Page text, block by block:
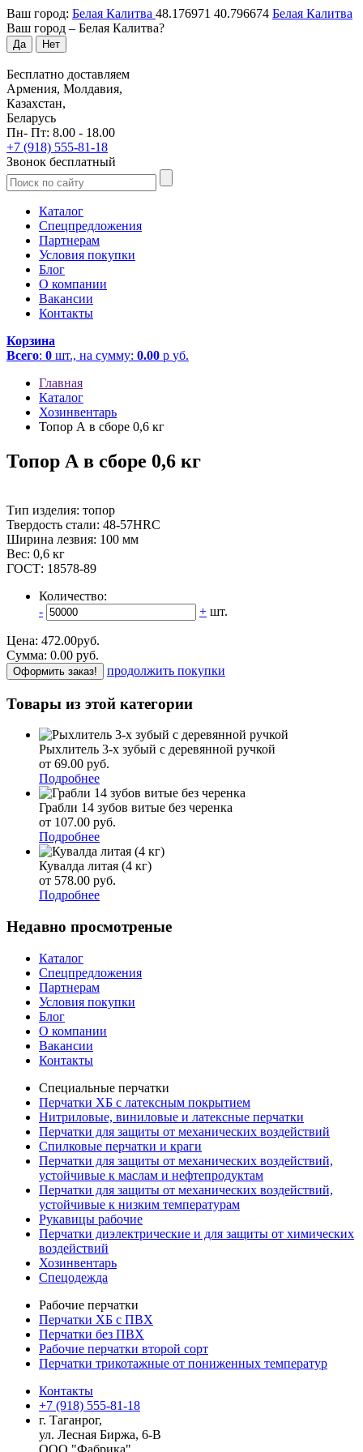
Ваш город: Белая Калитва 48.176971 40.796674 Белая Калитва
Ваш город – Белая Калитва?
Да Нет
Бесплатно доставляем
Армения, Молдавия,
Казахстан,
Беларусь
Пн- Пт: 8.00 - 18.00
+7 (918) 555-81-18
Звонок бесплатный
Каталог
Спецпредложения
Партнерам
Условия покупки
Блог
О компании
Вакансии
Контакты
Корзина
Всего: 0 шт., на сумму: 0.00 р уб.
Главная
Каталог
Хозинвентарь
Топор А в сборе 0,6 кг
Топор А в сборе 0,6 кг
Тип изделия: топор
Твердость стали: 48-57HRC
Ширина лезвия: 100 мм
Вес: 0,6 кг
ГОСТ: 18578-89
Количество:
-
+ шт.
Цена: 472.00руб.
Сумма: 0.00 руб.
Оформить заказ! продолжить покупки
Товары из этой категории
Рыхлитель 3-х зубый с деревянной ручкой
от 69.00 руб.
Подробнее
Грабли 14 зубов витые без черенка
от 107.00 руб.
Подробнее
Кувалда литая (4 кг)
от 578.00 руб.
Подробнее
Недавно просмотреные
Каталог
Спецпредложения
Партнерам
Условия покупки
Блог
О компании
Вакансии
Контакты
Специальные перчатки
Перчатки ХБ с латексным покрытием
Нитриловые, виниловые и латексные перчатки
Перчатки для защиты от механических воздействий
Cпилковые перчатки и краги
Перчатки для защиты от механических воздействий,
устойчивые к маслам и нефтепродуктам
Перчатки для защиты от механических воздействий,
устойчивые к низким температурам
Рукавицы рабочие
Перчатки диэлектрические и для защиты от химических
воздействий
Хозинвентарь
Спецодежда
Рабочие перчатки
Перчатки ХБ с ПВХ
Перчатки без ПВХ
Рабочие перчатки второй сорт
Перчатки трикотажные от пониженных температур
Контакты
+7 (918) 555-81-18
г. Таганрог,
ул. Лесная Биржа, 6-В
ООО "Фабрика"